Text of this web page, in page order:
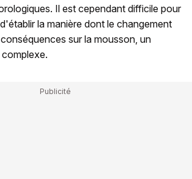
Il est cependant difficile pour
la manière dont le changement
sur la mousson, un